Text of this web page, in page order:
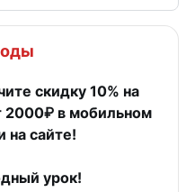
скидку 10% на
2000₽ в мобильном
на сайте!
урок!